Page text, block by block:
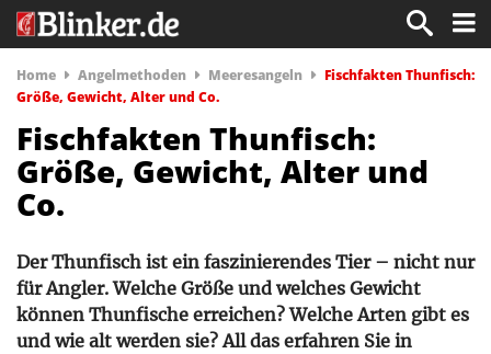
Home Angelmethoden Meeresangeln
Fischfakten Thunfisch:
Größe, Gewicht, Alter und Co.
Fischfakten Thunfisch:
Größe, Gewicht, Alter und
Co.
Der Thunfisch ist ein faszinierendes Tier – nicht nur
für Angler. Welche Größe und welches Gewicht
können Thunfische erreichen? Welche Arten gibt es
und wie alt werden sie? All das erfahren Sie in